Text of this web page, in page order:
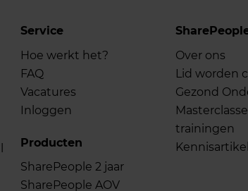
Service
Hoe werkt het?
FAQ
Vacatures
Inloggen
Producten
SharePeople 2 jaar
SharePeople AOV
Over ons
Lid worden
Gezond
trainingen